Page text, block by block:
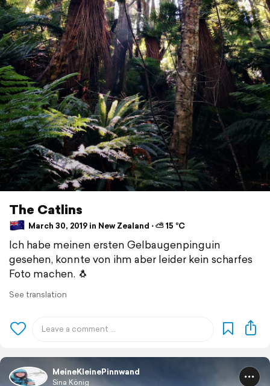
The Catlins
March 30, 2019 in New Zealand ⋅ ⛅ 15 °C
Ich habe meinen ersten Gelbaugenpinguin
gesehen, konnte von ihm aber leider kein scharfes
Foto machen. 🐧
See translation
MeineKleinePinnwand
Sina König